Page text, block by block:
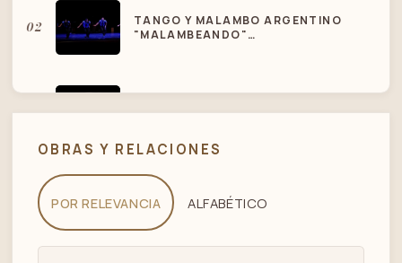
02
TANGO Y MALAMBO ARGENTINO
"MALAMBEANDO"
03
04
CARLOS DANTE - OSCAR LARROCA -
LA MISMA TARDE - TANGO
OBRAS Y RELACIONES
POR RELEVANCIA ALFABÉTICO